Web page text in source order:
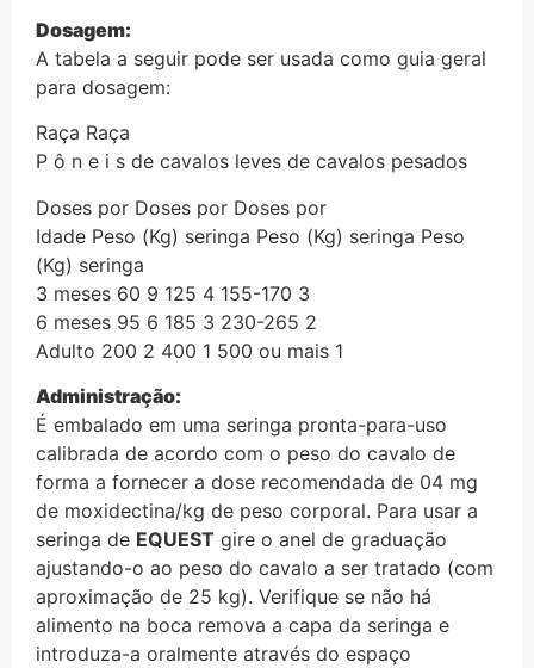
Dosagem:
A tabela a seguir pode ser usada como guia geral
para dosagem:
Raça Raça
P ô n e i s de cavalos leves de cavalos pesados
Doses por Doses por Doses por
Idade Peso (Kg) seringa Peso (Kg) seringa Peso
(Kg) seringa
3 meses 60 9 125 4 155-170 3
6 meses 95 6 185 3 230-265 2
Adulto 200 2 400 1 500 ou mais 1
Administração:
É embalado em uma seringa pronta-para-uso
calibrada de acordo com o peso do cavalo de
forma a fornecer a dose recomendada de 04 mg
de moxidectina/kg de peso corporal. Para usar a
seringa de EQUEST gire o anel de graduação
ajustando-o ao peso do cavalo a ser tratado (com
aproximação de 25 kg). Verifique se não há
alimento na boca remova a capa da seringa e
introduza-a oralmente através do espaço